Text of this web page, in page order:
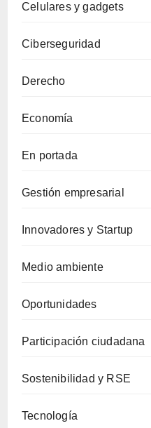
Celulares y gadgets
Ciberseguridad
Derecho
Economía
En portada
Gestión empresarial
Innovadores y Startup
Medio ambiente
Oportunidades
Participación ciudadana
Sostenibilidad y RSE
Tecnología